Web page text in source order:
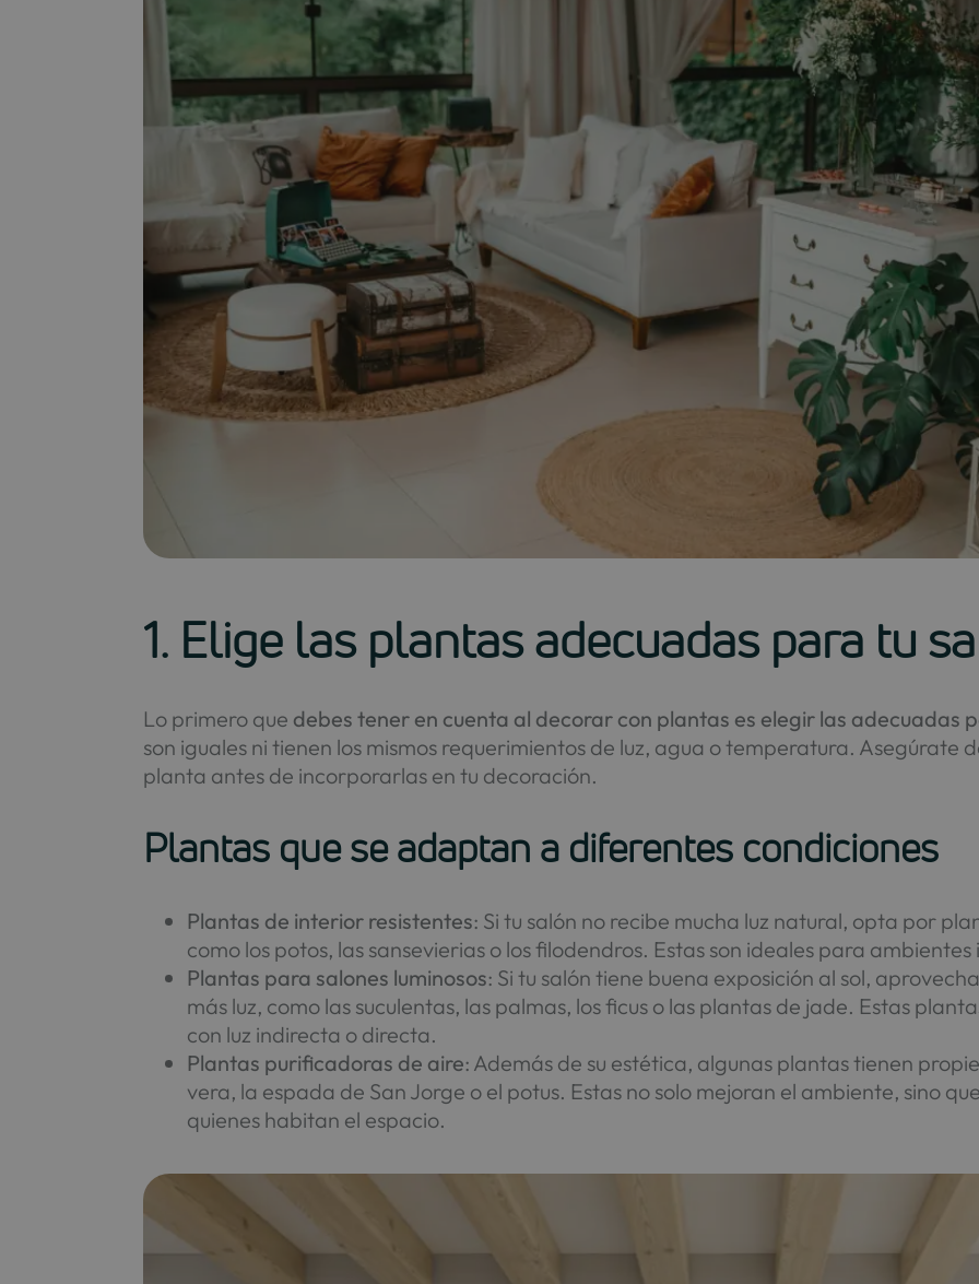
1. Elige las plantas adecuadas para tu
Lo primero que debes tener en cuenta al decorar con plantas es elegir las adecuadas
son iguales ni tienen los mismos requerimientos de luz, agua o temperatura. Asegúrate
planta antes de incorporarlas en tu decoración.
Plantas que se adaptan a diferentes condiciones
Plantas de interior resistentes: Si tu salón no recibe mucha luz natural, opta por
como los potos, las sansevierias o los filodendros. Estas son ideales para
Plantas para salones luminosos: Si tu salón tiene buena exposición al sol,
más luz, como las suculentas, las palmas, los ficus o las plantas de jade. Estas
con luz indirecta o directa.
Plantas purificadoras de aire: Además de su estética, algunas plantas tienen
vera, la espada de San Jorge o el potus. Estas no solo mejoran el ambiente, sino
quienes habitan el espacio.